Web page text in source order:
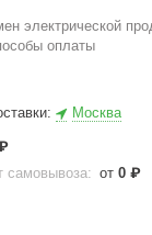
электрической
оплаты
Москва
самовывоза: от0 ₽